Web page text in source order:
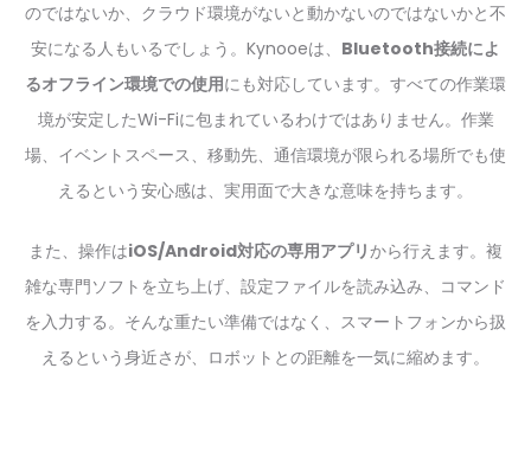
のではないか、クラウド環境がないと動かないのではないかと不
安になる人もいるでしょう。Kynooeは、 Bluetooth接続によ
るオフライン環境での使用にも対応しています。すべての作業環
境が安定したWi-Fiに包まれているわけではありません。作業
場、イベントスペース、移動先、通信環境が限られる場所でも使
えるという安心感は、実用面で大きな意味を持ちます。
また、操作はiOS/Android対応の専用アプリから行えます。複
雑な専門ソフトを立ち上げ、設定ファイルを読み込み、コマンド
を入力する。そんな重たい準備ではなく、スマートフォンから扱
えるという身近さが、ロボットとの距離を一気に縮めます。